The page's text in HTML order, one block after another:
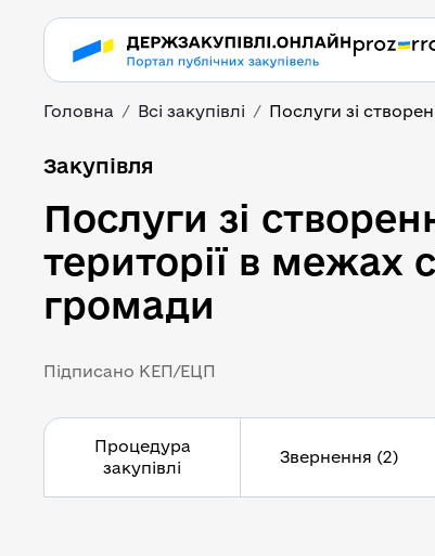
Головна Всі закупівлі Послуги зі
Послуги зі
Закупівля
Послуги зі
території в межах
громади
Підписано КЕП/ЕЦП
Процедура
закупівлі
Звернення (2)